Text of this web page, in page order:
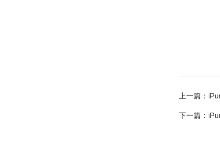
上一篇：
下一篇：